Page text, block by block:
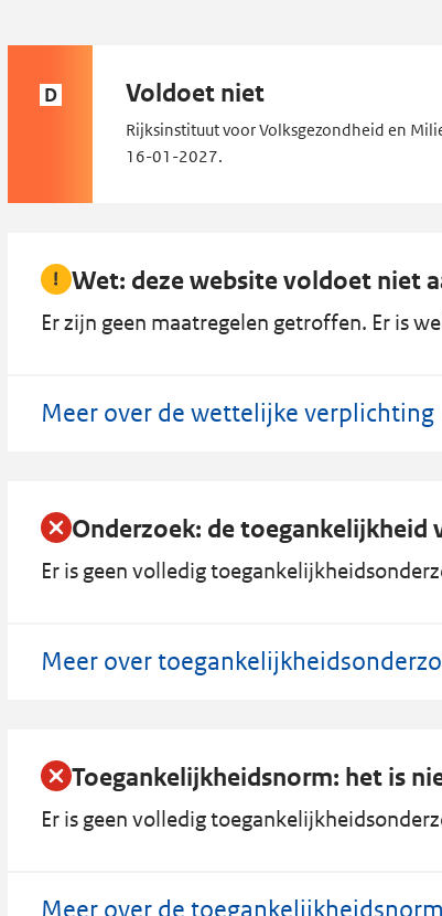
Status
D:
Voldoet niet
Rijksinstituut voor Volksgezondheid en
16-01-2027.
D
Wet: deze website voldoet niet
Er zijn geen maatregelen getroffen. Er is
Meer over de wettelijke verplichting
Onderzoek: de toegankelijkheid
Er is geen volledig
Meer over
Toegankelijkheidsnorm: het is
Er is geen volledig